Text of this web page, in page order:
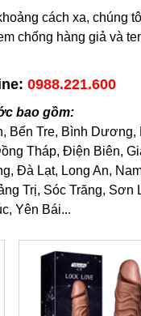
cách xa, chúng
chống hàng giả và
0988.221.600
bao gồm:
Bến Tre, Bình
Tháp, Điện Biên,
Đà Lạt, Long An,
Trị, Sóc Trăng, Sơn
Yên Bái...